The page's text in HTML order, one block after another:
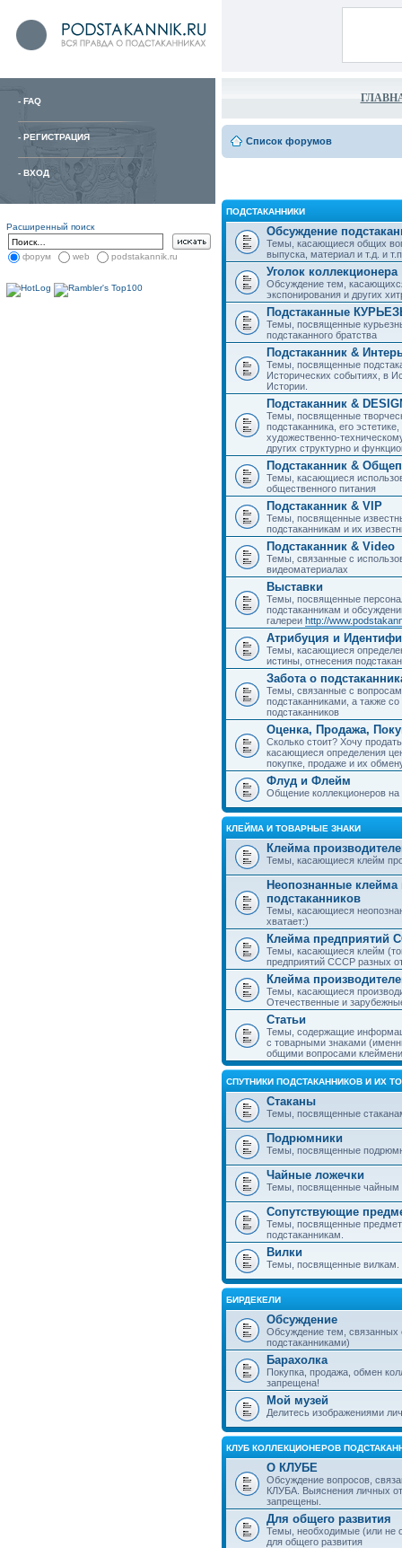
- FAQ
- РЕГИСТРАЦИЯ
- ВХОД
Расширенный поиск
форум web podstakannik.ru
Список форумов
ПОДСТАКАННИКИ
Обсуждение
Темы, касающиеся общих
выпуска, материал и т.д. и
Уголок коллекционера
Обсуждение тем,
экспонирования и других
Подстаканные
Темы, посвященные
подстаканного братства
Подстаканник &
Темы, посвященные
Исторических событиях, в
Истории.
Подстаканник &
Темы, посвященные
подстаканника, его
художественно-
других структурно и
Подстаканник &
Темы, касающиеся
общественного питания
Подстаканник & VIP
Темы, посвященные
подстаканникам и их
Подстаканник & Video
Темы, связанные с
видеоматериалах
Выставки
Темы, посвященные
подстаканникам и
галереи http://
Атрибуция и
Темы, касающиеся
истины, отнесения
Забота о
Темы, связанные с
подстаканниками, а также
подстаканников
Оценка, Продажа,
Сколько стоит? Хочу
касающиеся определения
покупке, продаже и их
Флуд и Флейм
Общение коллекционеров
КЛЕЙМА И ТОВАРНЫЕ ЗНАКИ
Клейма
Темы, касающиеся клейм
Неопознанные клейма
подстаканников
Темы, касающиеся
хватает:)
Клейма предприятий
Темы, касающиеся клейм
предприятий СССР разных
Клейма
Темы, касающиеся
Отечественные и
Статьи
Темы, содержащие
с товарными знаками
общими вопросами
СПУТНИКИ ПОДСТАКАННИКОВ И ИХ
Стаканы
Темы, посвященные
Подрюмники
Темы, посвященные
Чайные ложечки
Темы, посвященные чайным
Сопутствующие
Темы, посвященные
подстаканникам.
Вилки
Темы, посвященные вилкам.
БИРДЕКЕЛИ
Обсуждение
Обсуждение тем,
подстаканниками)
Барахолка
Покупка, продажа, обмен
запрещена!
Мой музей
Делитесь изображениями
КЛУБ КОЛЛЕКЦИОНЕРОВ
О КЛУБЕ
Обсуждение вопросов,
КЛУБА. Выяснения личных
запрещены.
Для общего развития
Темы, необходимые (или не
для общего развития